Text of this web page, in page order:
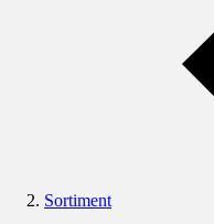
Sortiment